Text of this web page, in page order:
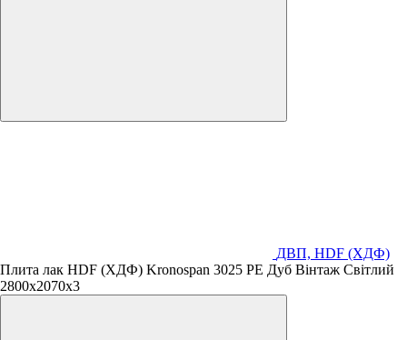
ДВП, HDF (ХДФ)
Плита лак HDF (ХДФ) Kronospan 3025 PE Дуб Вінтаж Світлий
2800х2070х3